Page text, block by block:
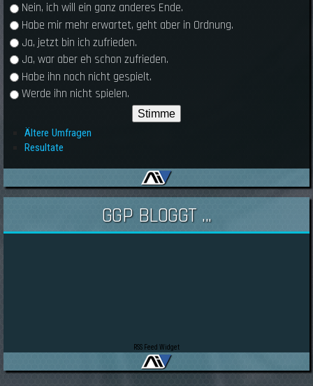
Auswahlmöglichkeiten
Nein, ich will ein ganz anderes Ende.
Habe mir mehr erwartet, geht aber in Ordnung.
Ja, jetzt bin ich zufrieden.
Ja, war aber eh schon zufrieden.
Habe ihn noch nicht gespielt.
Werde ihn nicht spielen.
Ältere Umfragen
Resultate
GGP BLOGGT ...
RSS Feed Widget